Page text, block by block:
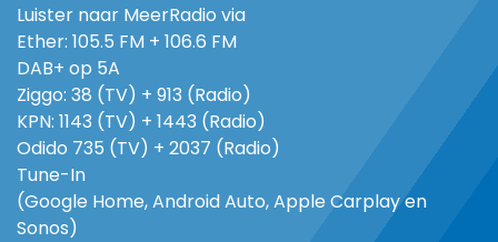
Luister naar MeerRadio via
Ether: 105.5 FM + 106.6 FM
DAB+ op 5A
Ziggo: 38 (TV) + 913 (Radio)
KPN: 1143 (TV) + 1443 (Radio)
Odido 735 (TV) + 2037 (Radio)
Tune-In
(Google Home, Android Auto, Apple Carplay en
Sonos)